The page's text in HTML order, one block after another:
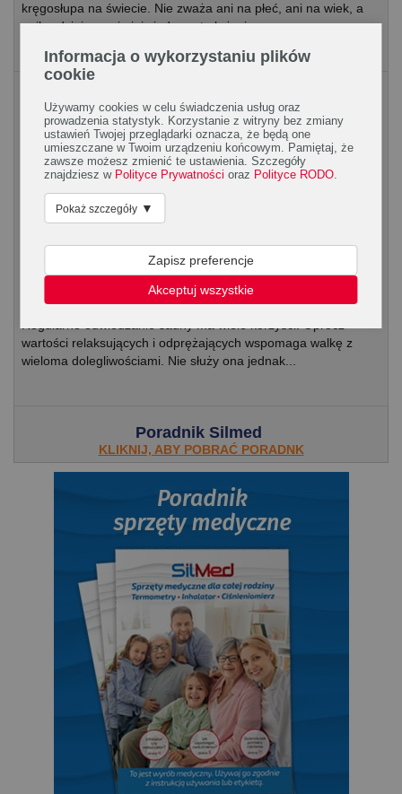
kręgosłupa na świecie. Nie zważa ani na płeć, ani na wiek, a
najbardziej sprzyja jej siedzący tryb życia...
Komu sauna nie służy? Czy korzystanie z
sauny może wpłynąć negatywnie na nasze
zdrowie?
wartości relaksujących i odprężających wspomaga walkę z
wieloma dolegliwościami. Nie służy ona jednak...
Poradnik Silmed
KLIKNIJ, ABY POBRAĆ PORADNK
Informacja o wykorzystaniu plików
cookie
Używamy cookies w celu świadczenia usług oraz
prowadzenia statystyk. Korzystanie z witryny bez zmiany
ustawień Twojej przeglądarki oznacza, że będą one
umieszczane w Twoim urządzeniu końcowym. Pamiętaj, że
zawsze możesz zmienić te ustawienia. Szczegóły
znajdziesz w Polityce Prywatności oraz Polityce RODO.
Pokaż szczegóły ▼
Zapisz preferencje
Akceptuj wszystkie